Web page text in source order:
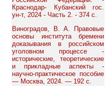
Краснодар- Кубанский гос.
ун-т, 2024 - Часть 2. - 374 с.
Виноградов, В. А. Правовые
основы института бремени
доказывания в российском
уголовном процессе -
исторические, теоретические
и прикладные аспекты -
научно-практическое пособие
— Москва, 2024. — 192 с.